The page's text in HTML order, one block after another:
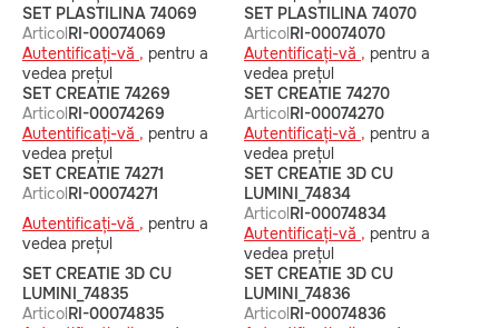
SET PLASTILINA 74069
ArticolRI-00074069
Autentificați-vă , pentru a
vedea prețul
SET PLASTILINA 74070
ArticolRI-00074070
Autentificați-vă , pentru a
vedea prețul
SET CREATIE 74269
ArticolRI-00074269
Autentificați-vă , pentru a
vedea prețul
SET CREATIE 74270
ArticolRI-00074270
Autentificați-vă , pentru a
vedea prețul
SET CREATIE 74271
ArticolRI-00074271
Autentificați-vă , pentru a
vedea prețul
SET CREATIE 3D CU
LUMINI_74834
ArticolRI-00074834
Autentificați-vă , pentru a
vedea prețul
SET CREATIE 3D CU
LUMINI_74835
ArticolRI-00074835
SET CREATIE 3D CU
LUMINI_74836
ArticolRI-00074836